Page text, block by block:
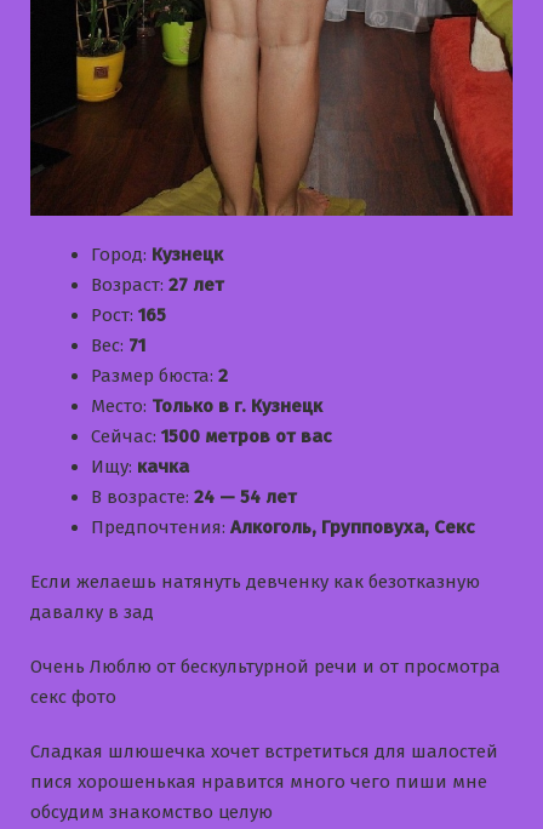
Город: Кузнецк
Возраст: 27 лет
Рост: 165
Вес: 71
Размер бюста: 2
Место: Только в г. Кузнецк
Сейчас: 1500 метров от вас
Ищу: качка
В возрасте: 24 — 54 лет
Предпочтения: Алкоголь, Групповуха, Секс
Если желаешь натянуть девченку как безотказную
давалку в зад
Очень Люблю от бескультурной речи и от просмотра
секс фото
Сладкая шлюшечка хочет встретиться для шалостей
пися хорошенькая нравится много чего пиши мне
обсудим знакомство целую